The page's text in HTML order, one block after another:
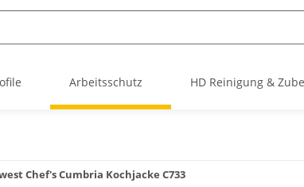
Arbeitsschutz HD Reinigung &
Chef's Cumbria Kochjacke C733